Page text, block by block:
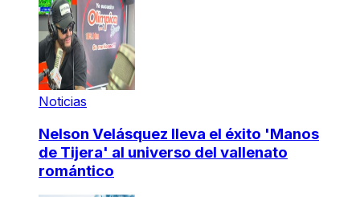
Noticias
Nelson Velásquez lleva el éxito 'Manos
de Tijera' al universo del vallenato
romántico